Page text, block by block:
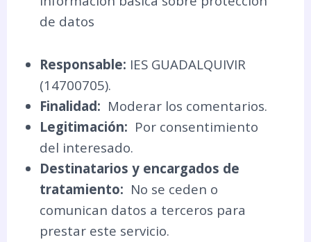
de datos
Responsable: IES GUADALQUIVIR
(14700705).
Finalidad: Moderar los comentarios.
Legitimación: Por consentimiento
del interesado.
Destinatarios y encargados de
tratamiento: No se ceden o
comunican datos a terceros para
prestar este servicio.